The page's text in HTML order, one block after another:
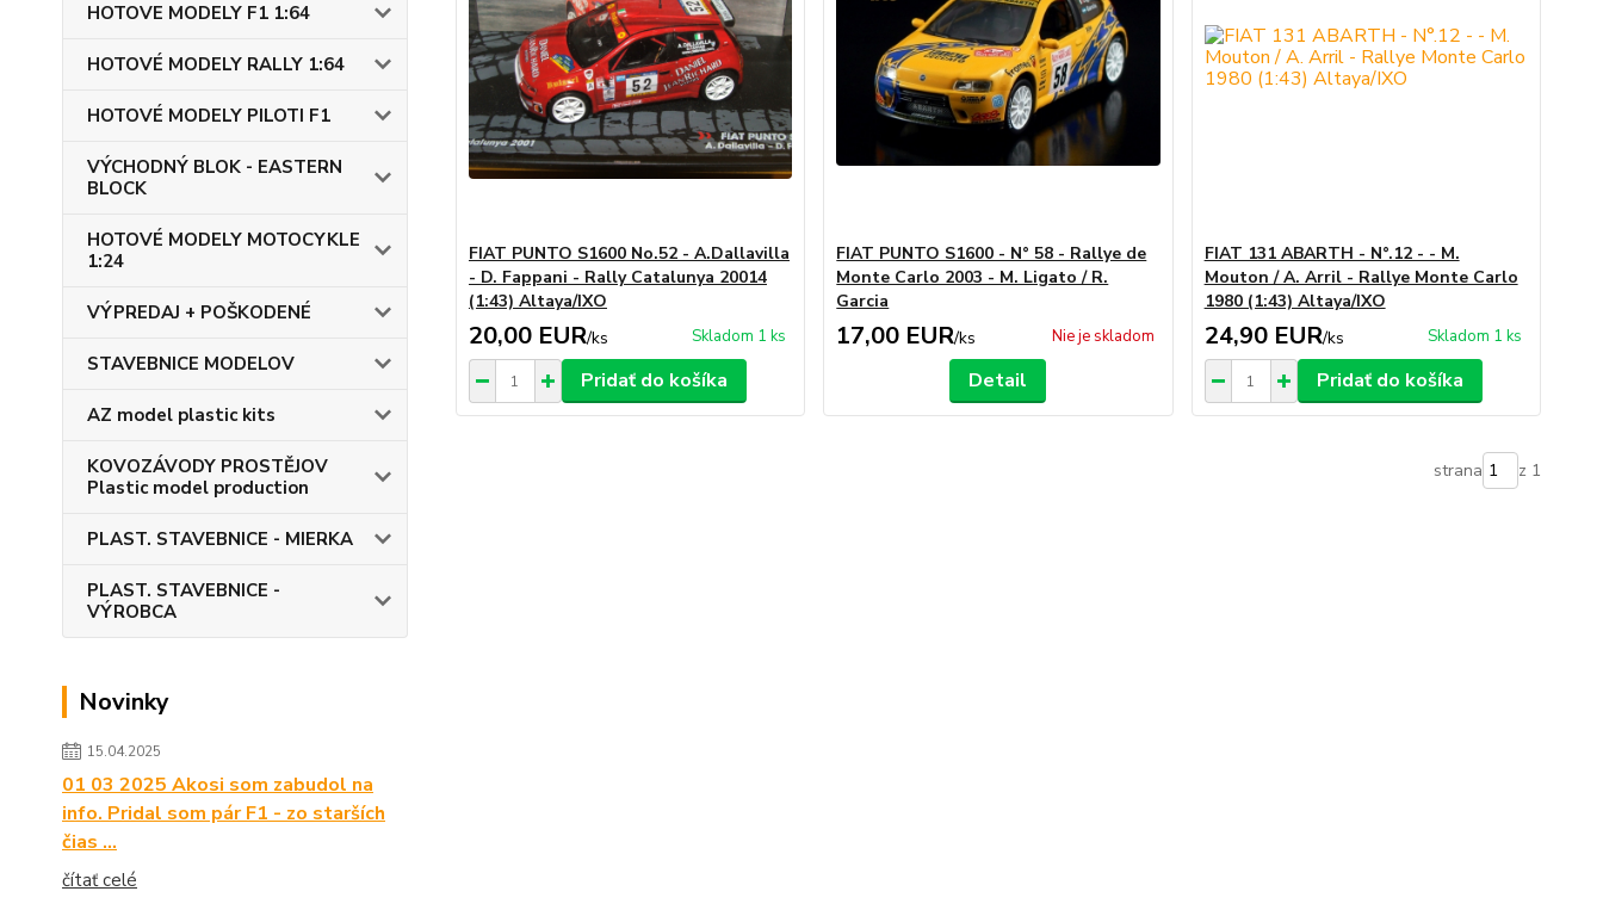
HOTOVE MODELY F1 1:64
HOTOVÉ MODELY RALLY 1:64
HOTOVÉ MODELY PILOTI F1
VÝCHODNÝ BLOK - EASTERN
BLOCK
HOTOVÉ MODELY MOTOCYKLE
1:24
VÝPREDAJ + POŠKODENÉ
STAVEBNICE MODELOV
AZ model plastic kits
KOVOZÁVODY PROSTĚJOV
Plastic model production
PLAST. STAVEBNICE - MIERKA
PLAST. STAVEBNICE -
VÝROBCA
Novinky
15.04.2025
01 03 2025 Akosi som zabudol na
info. Pridal som pár F1 - zo starších
čias …
čítať celé
FIAT PUNTO S1600 No.52 - A.Dallavilla
- D. Fappani - Rally Catalunya 20014
(1:43) Altaya/IXO
20,00 EUR/ks Skladom 1 ks
Pridať do košíka
FIAT PUNTO S1600 - N° 58 - Rallye de
Monte Carlo 2003 - M. Ligato / R.
Garcia
17,00 EUR/ks Nie je skladom
Detail
FIAT 131 ABARTH - N°.12 - - M.
Mouton / A. Arril - Rallye Monte Carlo
1980 (1:43) Altaya/IXO
24,90 EUR/ks Skladom 1 ks
Pridať do košíka
strana z 1